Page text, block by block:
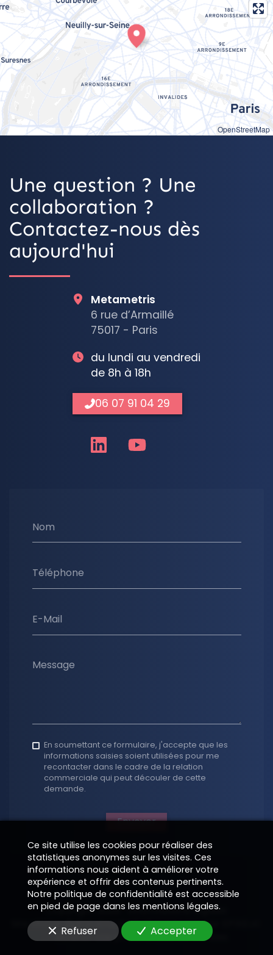
OpenStreetMap
Une question ? Une
collaboration ?
Contactez-nous dès
aujourd'hui
Nom
Téléphone
E-Mail
Message
En soumettant ce formulaire, j'accepte que les
informations saisies soient utilisées pour me
recontacter dans le cadre de la relation
commerciale qui peut découler de cette
demande.
Envoyer
Metametris
6 rue d’Armaillé
75017 - Paris
du lundi au vendredi
de 8h à 18h
06 07 91 04 29
Copyright 2026—Informations légales
—
Site vitrine digital structuré et supervisé par
—Modifier vos préférences de cookies
Ce site utilise les cookies pour réaliser des
statistiques anonymes sur les visites. Ces
informations nous aident à améliorer votre
expérience et offrir des contenus pertinents.
Notre politique de confidentialité est accessible
en pied de page dans les mentions légales.
Refuser Accepter